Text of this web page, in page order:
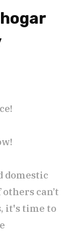
domestic
can’t
it's time to